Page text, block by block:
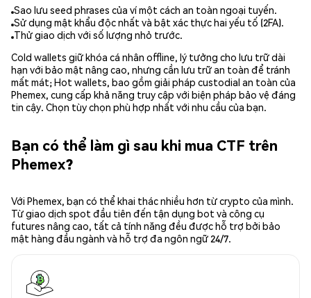
Sao lưu seed phrases của ví một cách an toàn ngoại tuyến.
Sử dụng mật khẩu độc nhất và bật xác thực hai yếu tố (2FA).
Thử giao dịch với số lượng nhỏ trước.
Cold wallets giữ khóa cá nhân offline, lý tưởng cho lưu trữ dài
hạn với bảo mật nâng cao, nhưng cần lưu trữ an toàn để tránh
mất mát; Hot wallets, bao gồm giải pháp custodial an toàn của
Phemex, cung cấp khả năng truy cập với biện pháp bảo vệ đáng
tin cậy. Chọn tùy chọn phù hợp nhất với nhu cầu của bạn.
Bạn có thể làm gì sau khi mua CTF trên
Phemex?
Với Phemex, bạn có thể khai thác nhiều hơn từ crypto của mình.
Từ giao dịch spot đầu tiên đến tận dụng bot và công cụ
futures nâng cao, tất cả tính năng đều được hỗ trợ bởi bảo
mật hàng đầu ngành và hỗ trợ đa ngôn ngữ 24/7.